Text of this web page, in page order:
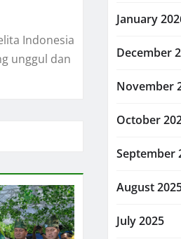
Indonesia
unggul dan
January
December
November
October
September
August
July 2025